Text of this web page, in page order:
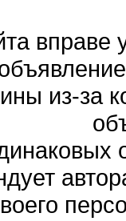
вправе
из-за